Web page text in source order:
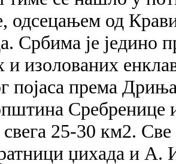
одсецањем од
Србима је једино
изолованих
појаса према
Сребренице
25-30 км2.
џихада и А.